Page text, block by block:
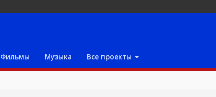
Фильмы Музыка Все проекты